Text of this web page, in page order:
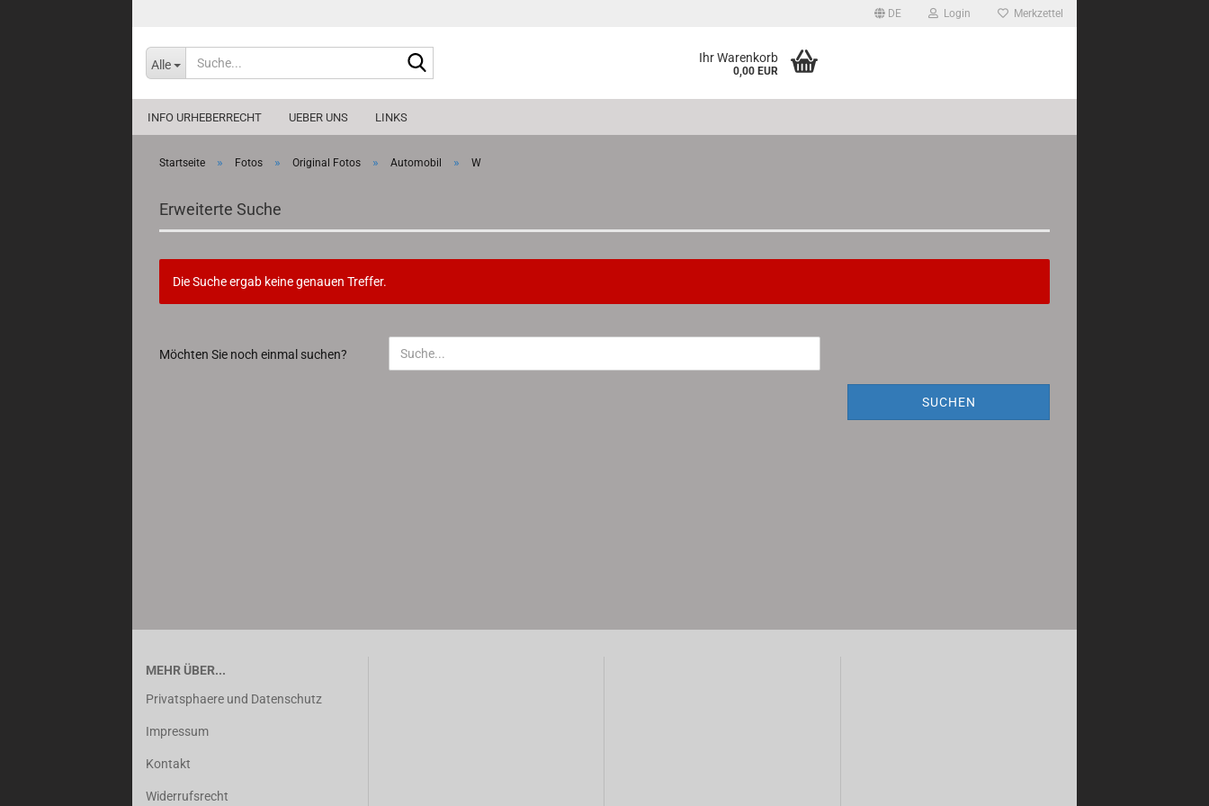
DE Login Merkzettel
Alle Ihr Warenkorb
0,00 EUR
INFO URHEBERRECHT UEBER UNS LINKS
Startseite » Fotos » Original Fotos » Automobil » W
Erweiterte Suche
Die Suche ergab keine genauen Treffer.
SIE
Möchten Sie noch einmal suchen?
SUCHEN
MEHR ÜBER...
Privatsphaere und Datenschutz
Impressum
Kontakt
Widerrufsrecht